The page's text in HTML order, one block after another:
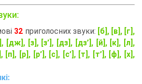
32 приголосних звуки: [б], [в], [г],
[дж], [з], [з’], [дз], [дз’], [й], [к], [л],
[п], [р], [р’], [с], [с’], [т], [т’], [ф], [х],